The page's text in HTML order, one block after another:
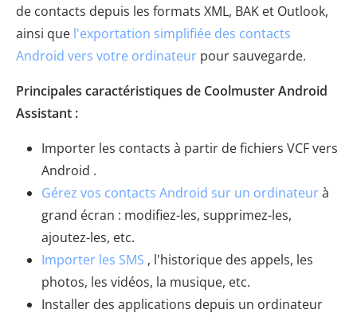
de contacts depuis les formats XML, BAK et Outlook,
ainsi que l'exportation simplifiée des contacts
Android vers votre ordinateur pour sauvegarde.
Principales caractéristiques de Coolmuster Android
Assistant :
Importer les contacts à partir de fichiers VCF vers
Android .
Gérez vos contacts Android sur un ordinateurà
grand écran : modifiez-les, supprimez-les,
ajoutez-les, etc.
Importer les SMS , l'historique des appels, les
photos, les vidéos, la musique, etc.
Installer des applications depuis un ordinateur